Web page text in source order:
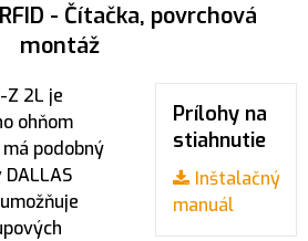
- Čítačka, povrchová
montáž
Prílohy na
stiahnutie
Inštalačný
manuál
Z 2L je
ohňom
podobný